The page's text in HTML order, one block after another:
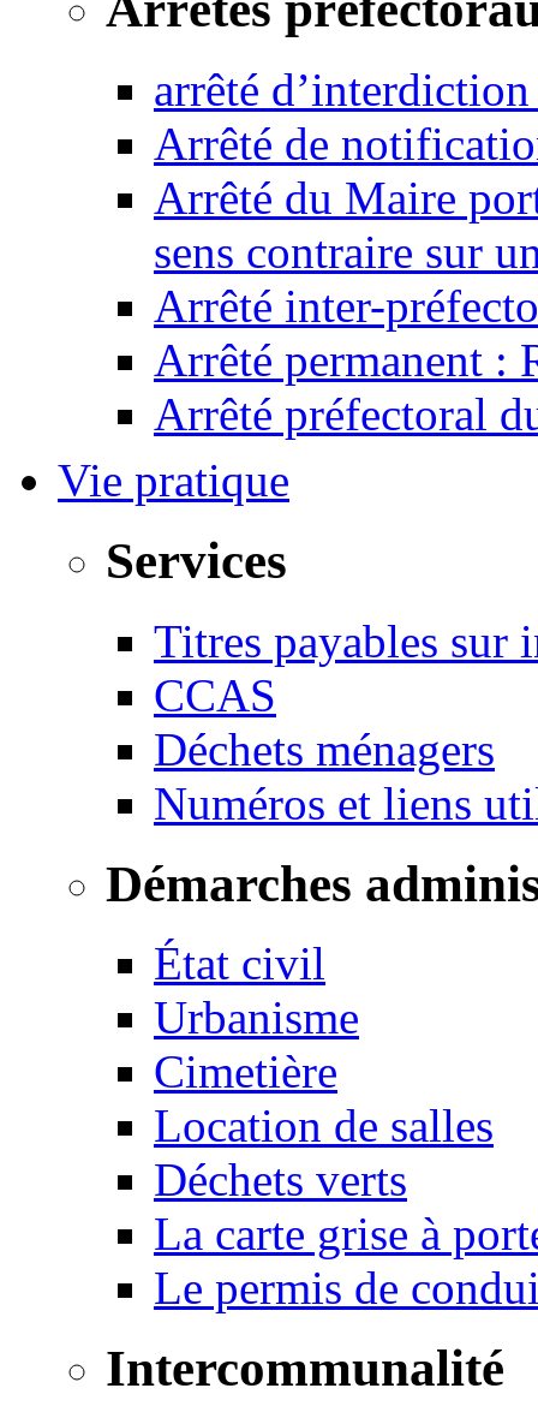
arrêté
Arrêté de
Arrêté du Maire
sens contraire sur
Arrêté inter-
Arrêté permanent :
Arrêté préfectoral
Vie pratique
Services
Titres payables sur
CCAS
Déchets ménagers
Numéros et liens
Démarches
État civil
Urbanisme
Cimetière
Location de salles
Déchets verts
La carte grise à
Le permis de
Intercommunalité